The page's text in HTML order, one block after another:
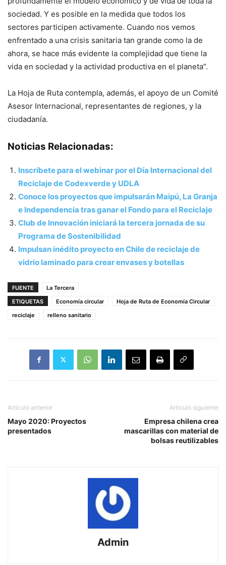
sociedad. Y es posible en la medida que todos los
sectores participen activamente. Cuando nos vemos
enfrentado a una crisis sanitaria tan grande como la de
ahora, se hace más evidente la complejidad que tiene la
vida en sociedad y la actividad productiva en el planeta”.
La Hoja de Ruta contempla, además, el apoyo de un Comité
Asesor Internacional, representantes de regiones, y la
ciudadanía.
Noticias Relacionadas:
Inscríbete para el webinar por el Día Internacional del
Reciclaje de Codexverde y UDLA
Conoce los proyectos que impulsarán Maipú, La Granja
e Independencia tras ganar el Fondo para el Reciclaje
Club de Innovación iniciará la tercera jornada de su
Programa de Sostenibilidad
Impulsan inédito proyecto en Chile de reciclaje de
vidrio laminado para crear envases y botellas
FUENTE
La Tercera
ETIQUETAS
Economía circular
Hoja de Ruta de Economía Circular
reciclaje
relleno sanitario
Artículo anterior
Mayo 2020: Proyectos
presentados
Artículo siguiente
Empresa chilena crea
mascarillas con material de
bolsas reutilizables
Admin